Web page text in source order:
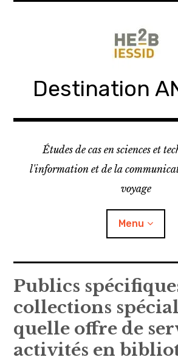
Destination
Études de cas en sciences et
l'information et de la
voyage
Menu
Amsterdam
Précédemment
A propos
Publics
collections
quelle offre de
activités en